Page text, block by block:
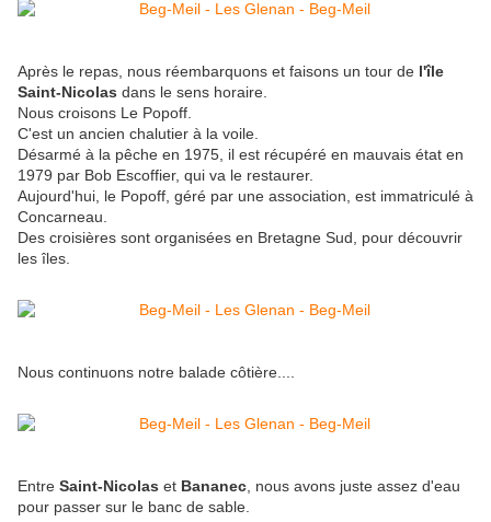
Après le repas, nous réembarquons et faisons un tour de l'île
Saint-Nicolas dans le sens horaire.
Nous croisons Le Popoff.
C'est un ancien chalutier à la voile.
Désarmé à la pêche en 1975, il est récupéré en mauvais état en
1979 par Bob Escoffier, qui va le restaurer.
Aujourd'hui, le Popoff, géré par une association, est immatriculé à
Concarneau.
Des croisières sont organisées en Bretagne Sud, pour découvrir
les îles.
Nous continuons notre balade côtière....
Entre Saint-Nicolas et Bananec , nous avons juste assez d'eau
pour passer sur le banc de sable.